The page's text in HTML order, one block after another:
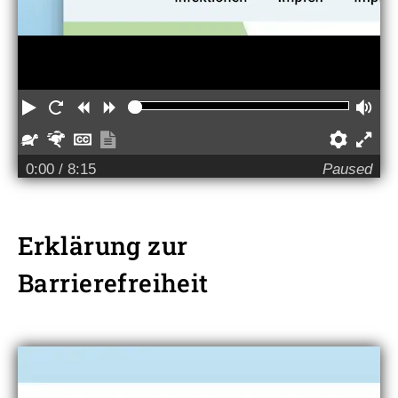
Play RestartRewindForward
SlowerFaster
Hide
captions
0:00/ 8:15 Paused
Erklärung zur
Barrierefreiheit